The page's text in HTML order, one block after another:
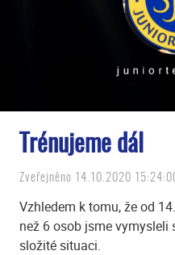
Trénujeme dál
Zveřejněno 14.10.2020
Vzhledem k tomu, že od
než 6 osob jsme vymysleli
složité situaci.